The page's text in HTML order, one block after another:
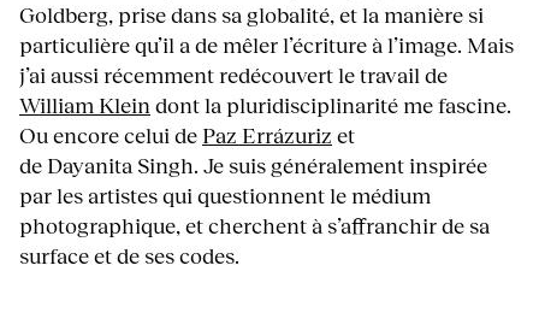
Goldberg, prise dans sa globalité, et la manière si
particulière qu’il a de mêler l’écriture à l’image. Mais
j’ai aussi récemment redécouvert le travail de
William Kleindont la pluridisciplinarité me fascine.
Ou encore celui de Paz Errázuriz et
de Dayanita Singh. Je suis généralement inspirée
par les artistes qui questionnent le médium
photographique, et cherchent à s’affranchir de sa
surface et de ses codes.